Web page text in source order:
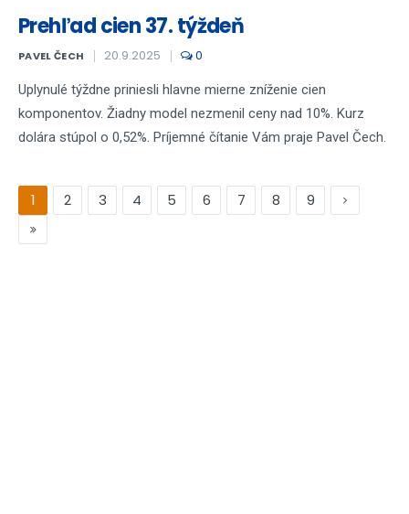
Prehľad cien 37. týždeň
PAVEL ČECH 20.9.2025 0
Uplynulé týždne priniesli hlavne mierne zníženie cien
komponentov. Žiadny model nezmenil ceny nad 10%. Kurz
dolára stúpol o 0,52%. Príjemné čítanie Vám praje Pavel Čech.
1 2 3 4 5 6 7 8 9